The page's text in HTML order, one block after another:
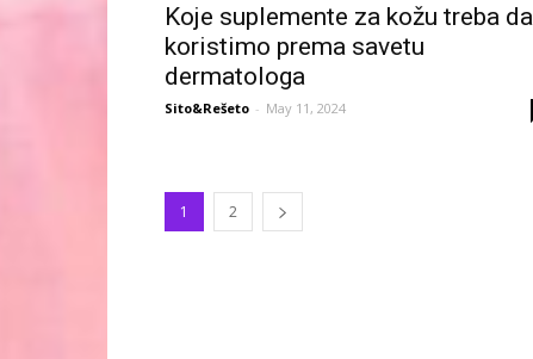
Koje suplemente za kožu treba da
koristimo prema savetu
dermatologa
Sito&Rešeto - May 11, 2024
1 2